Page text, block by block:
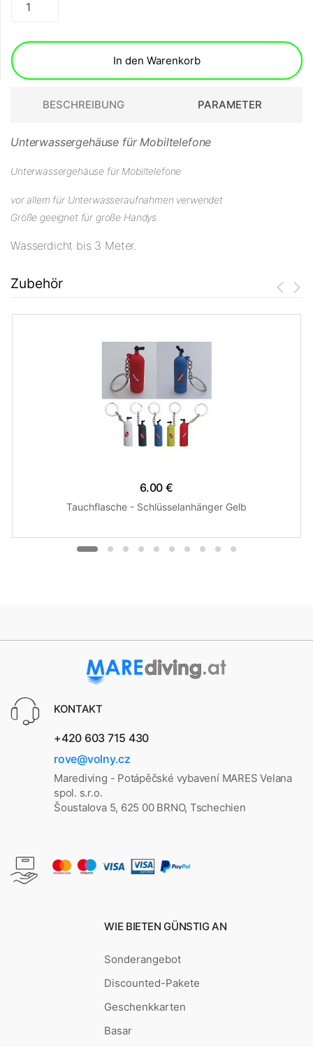
In den Warenkorb
BESCHREIBUNG PARAMETER
Unterwassergehäuse für Mobiltelefone
Unterwassergehäuse für Mobiltelefone
vor allem für Unterwasseraufnahmen verwendet
Größe geeignet für große Handys
Wasserdicht bis 3 Meter.
Zubehör
6.00 €
Tauchflasche - Schlüsselanhänger Gelb
KONTAKT
+420 603 715 430
rove@volny.cz
Marediving - Potápěčské vybavení MARES Velana
spol. s.r.o.
Šoustalova 5, 625 00 BRNO, Tschechien
WIE BIETEN GÜNSTIG AN
Sonderangebot
Discounted-Pakete
Geschenkkarten
Basar